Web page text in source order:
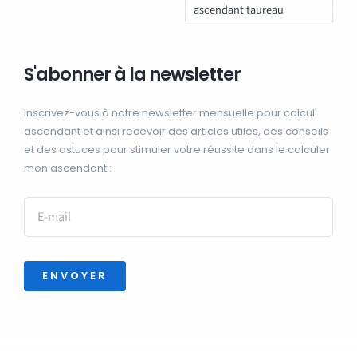
ascendant taureau
S'abonner à la newsletter
Inscrivez-vous à notre newsletter mensuelle pour calcul
ascendant et ainsi recevoir des articles utiles, des conseils
et des astuces pour stimuler votre réussite dans le calculer
mon ascendant :
ENVOYER